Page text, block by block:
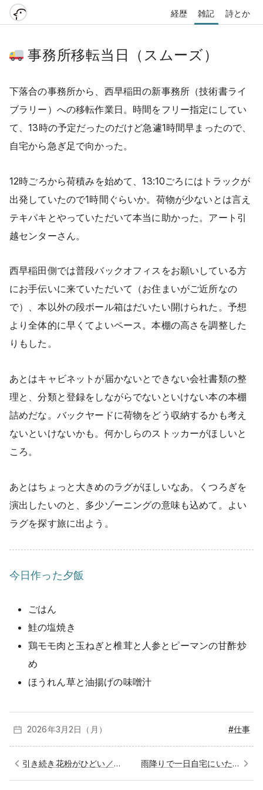
経歴 雑記 詩とか
事務所移転当日（スムーズ）
下落合の事務所から、西早稲田の新事務所（技術書ライ
ブラリー）への移転作業日。時間をフリー指定にしてい
て、13時の予定だったのだけど急遽1時間早まったので、
自宅から急ぎ足で向かった。
12時ごろから荷積みを始めて、13:10ごろにはトラックが
出発していたので1時間ぐらいか。荷物が少ないとは言え
テキパキとやっていただいて本当に助かった。アート引
越センターさん。
西早稲田側では普段バックオフィスをお願いしている方
にお手伝いに来ていただいて（お住まいがご近所なの
で）、本以外の段ボール箱はだいたい開けられた。予想
より全体的に早くてよいペース。本棚の高さを調整した
りもした。
あとはキャビネットが届かないとできない会社書類の整
理と、分類と登録をしながらでないといけない本の本棚
詰めだな。バックヤードに荷物をどう収納するかも考え
ないといけないかも。何かしらのストッカーがほしいと
ころ。
あとはちょっと大きめのラグがほしいなあ。くつろぎを
演出したいのと、多少ゾーニングの意味も込めて。よい
ラグを探す旅に出よう。
今日作った夕飯
ごはん
鮭の塩焼き
鶏モモ肉と玉ねぎと椎茸と人参とピーマンの甘酢炒
め
ほうれん草と油揚げの味噌汁
2026年3月 2日（月） #仕事
引き続き花粉がひどい／人間洗濯機 雨降りで一日自宅にいた／戦争とは